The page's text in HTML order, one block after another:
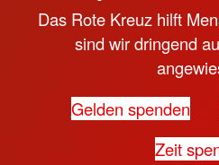
Das Rote Kreuz hilft
sind wir dringend
Gelden spenden
Zeit